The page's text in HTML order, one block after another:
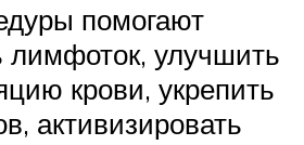
помогают
лимфоток, улучшить
крови, укрепить
активизировать